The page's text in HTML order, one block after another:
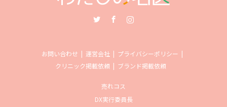
お問い合わせ 運営会社
プライバシーポリシー
クリニック掲載依頼
ブランド掲載依頼
売れコス
DX実行委員長